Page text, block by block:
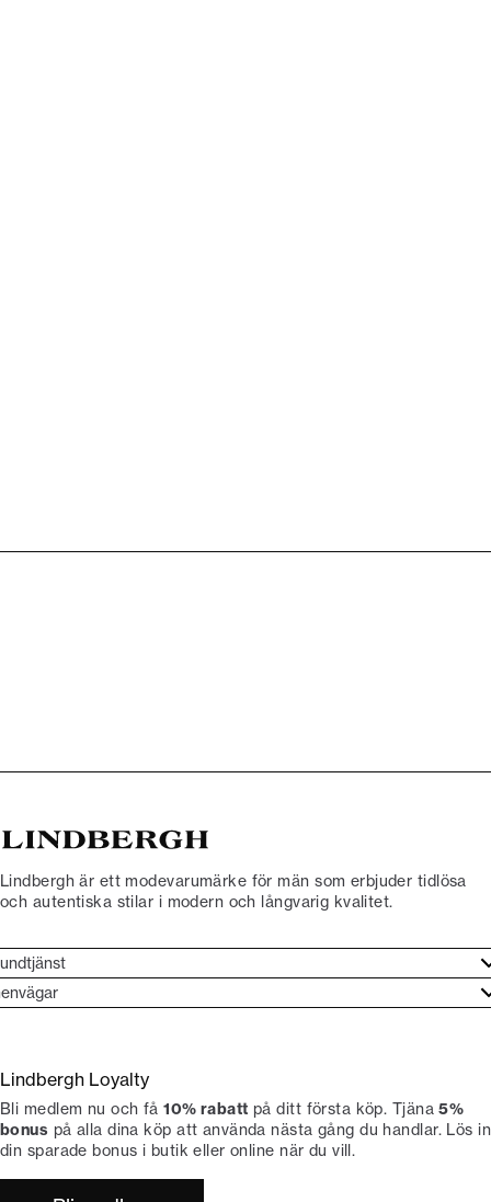
Lindbergh är ett modevarumärke för män som erbjuder tidlösa
och autentiska stilar i modern och långvarig kvalitet.
köp
Lindbergh-ambassadör
Lindbergh Loyalty
Bli medlem nu och få10% rabatt på ditt första köp. Tjäna5%
bonus på alla dina köp att använda nästa gång du handlar. Lös in
din sparade bonus i butik eller online när du vill.